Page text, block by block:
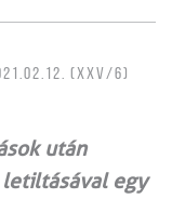
(XXV/6)
után
egy